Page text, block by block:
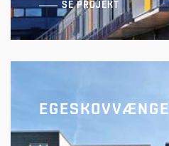
SE PROJEKT
EGESKOVVÆNGE